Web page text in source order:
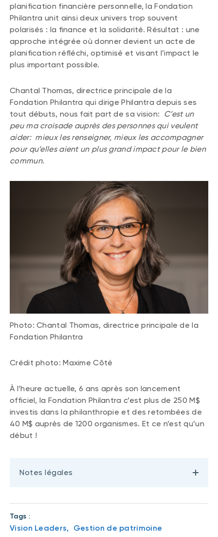
planification financière personnelle, la Fondation
Philantra unit ainsi deux univers trop souvent
polarisés : la finance et la solidarité. Résultat : une
approche intégrée où donner devient un acte de
planification réfléchi, optimisé et visant l’impact le
plus important possible.
Chantal Thomas, directrice principale de la
Fondation Philantra qui dirige Philantra depuis ses
tout débuts, nous fait part de sa vision: C’est un
peu ma croisade auprès des personnes qui veulent
aider: mieux les renseigner, mieux les accompagner
pour qu’elles aient un plus grand impact pour le bien
commun.
Photo: Chantal Thomas, directrice principale de la
Fondation Philantra
Crédit photo: Maxime Côté
À l’heure actuelle, 6 ans après son lancement
officiel, la Fondation Philantra c’est plus de 250 M$
investis dans la philanthropie et des retombées de
40 M$ auprès de 1200 organismes. Et ce n’est qu’un
début !
Notes légales
Tags :
Vision Leaders, Gestion de patrimoine